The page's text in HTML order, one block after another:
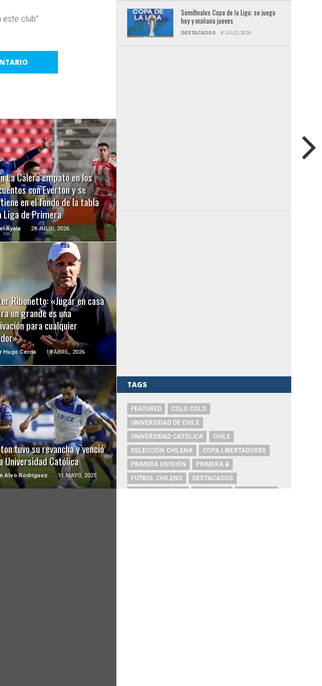
La Calera empató en los
con Everton y se
en el fondo de la tabla
Liga de Primera
Ayala 28 JULIO, 2026
LEER MÁS
Ribonetto: «Jugar en casa
un grande es una
para cualquier
Hugo Cerda 18 ABRIL, 2026
LEER MÁS
tuvo su revancha y venció
Universidad Católica
Alvo Rodríguez 11 MAYO, 2025
LEER MÁS
Semifinales Copa de la Liga: se juega
hoy y mañana jueves
DESTACADOS 8 JULIO, 2026
TAGS
FEATURED
COLO COLO
UNIVERSIDAD DE CHILE
UNIVERSIDAD CATÓLICA
CHILE
SELECCIÓN CHILENA
COPA LIBERTADORES
PRIMERA DIVISIÓN
PRIMERA B
FUTBOL CHILENO
DESTACADOS